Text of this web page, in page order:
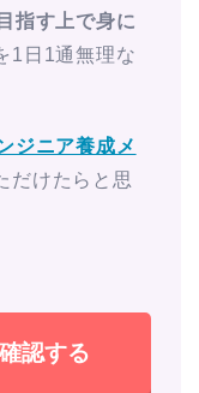
指す上で身に
1日1通無理な
ジニア養成メ
だけたらと思
認する